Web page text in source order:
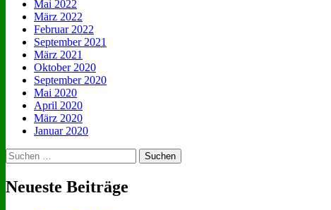
Mai 2022
März 2022
Februar 2022
September 2021
März 2021
Oktober 2020
September 2020
Mai 2020
April 2020
März 2020
Januar 2020
Suchen
nach:
Neueste Beiträge